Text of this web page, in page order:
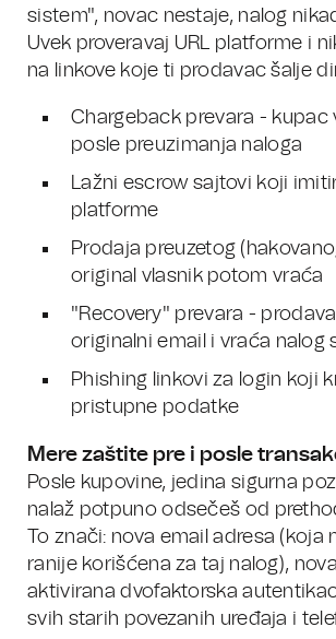
sistem", novac nestaje, nalog
Uvek proveravaj URL platforme i
na linkove koje ti prodavac šalje
Chargeback prevara - kupac
posle preuzimanja naloga
Lažni escrow sajtovi koji
platforme
Prodaja preuzetog
original vlasnik potom vraća
"Recovery" prevara -
originalni email i vraća nalog
Phishing linkovi za login koji
pristupne podatke
Mere zaštite pre i posle
Posle kupovine, jedina sigurna
nalaž potpuno odsečeš od
To znači: nova email adresa (koja
ranije korišćena za taj nalog),
aktivirana dvofaktorska
svih starih povezanih uređaja i